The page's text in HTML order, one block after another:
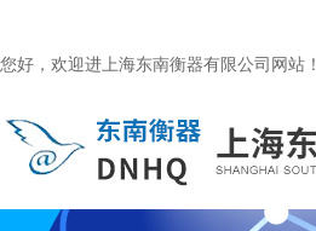
您好，欢迎进上海东南衡器有限公司网站！